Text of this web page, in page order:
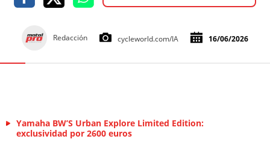
Redacción cycleworld.com/IA 16/06/2026
Yamaha BW’S Urban Explore Limited Edition:
exclusividad por 2600 euros